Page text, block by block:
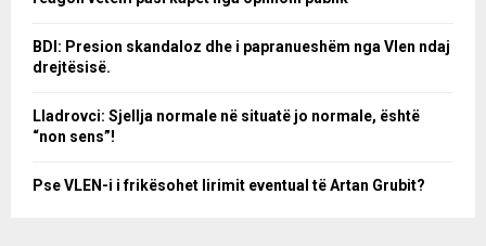
BDI: Presion skandaloz dhe i papranueshëm nga Vlen ndaj
drejtësisë.
Lladrovci: Sjellja normale në situatë jo normale, është
“non sens”!
Pse VLEN-i i frikësohet lirimit eventual të Artan Grubit?